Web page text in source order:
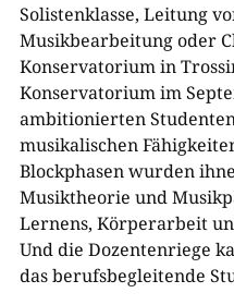
Solistenklasse, Leitung
Musikbearbeitung oder
Konservatorium in
Konservatorium im
ambitionierten
musikalischen
Blockphasen wurden
Musiktheorie und
Lernens, Körperarbeit
Und die Dozentenriege
das berufsbegleitende